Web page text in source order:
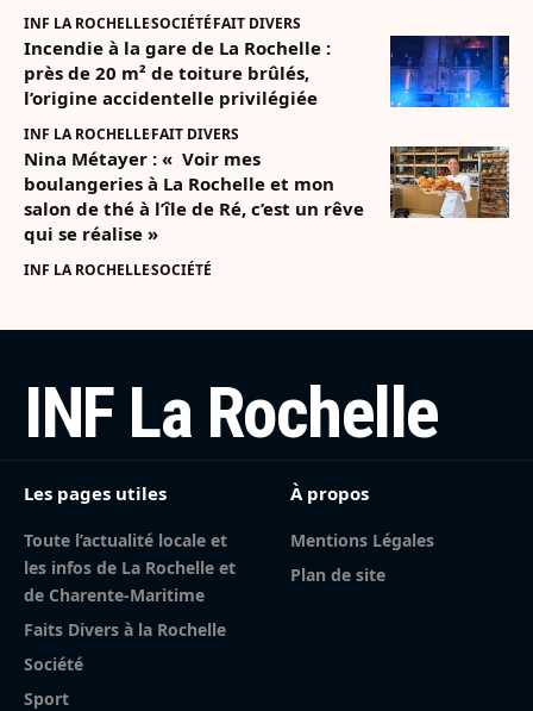
INF LA ROCHELLESOCIÉTÉFAIT DIVERS
Incendie à la gare de La Rochelle :
près de 20 m² de toiture brûlés,
l’origine accidentelle privilégiée
INF LA ROCHELLEFAIT DIVERS
Nina Métayer : « Voir mes
boulangeries à La Rochelle et mon
salon de thé à l’île de Ré, c’est un rêve
qui se réalise »
INF LA ROCHELLESOCIÉTÉ
INF La Rochelle
Les pages utiles
Toute l’actualité locale et
les infos de La Rochelle et
de Charente-Maritime
Faits Divers à la Rochelle
Société
Sport
À propos
Mentions Légales
Plan de site